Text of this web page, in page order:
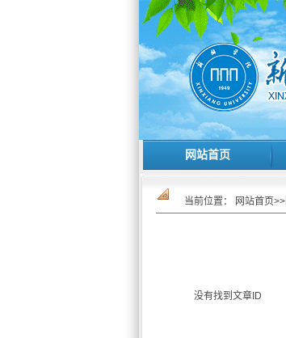
网站首页
当前位置： 网站首页>>
没有找到文章ID